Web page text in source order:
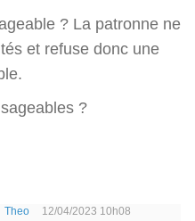
? La patronne ne
et refuse donc une
?
Theo 12/04/2023 10h08